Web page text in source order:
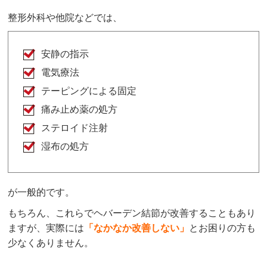
整形外科や他院などでは、
安静の指示
電気療法
テーピングによる固定
痛み止め薬の処方
ステロイド注射
湿布の処方
が一般的です。
もちろん、これらでヘバーデン結節が改善することもあり
ますが、実際には 「なかなか改善しない」 とお困りの方も
少なくありません。